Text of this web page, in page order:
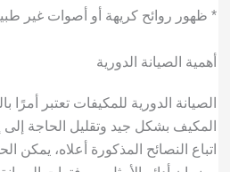
* ظهور روائح كريهة أو أصوات غير
أهمية الصيانة الدورية
الصيانة الدورية للمكيفات تعتبر أمرًا
المكيف بشكل جيد وتقليل الحاجة
اتباع النصائح المذكورة أعلاه،